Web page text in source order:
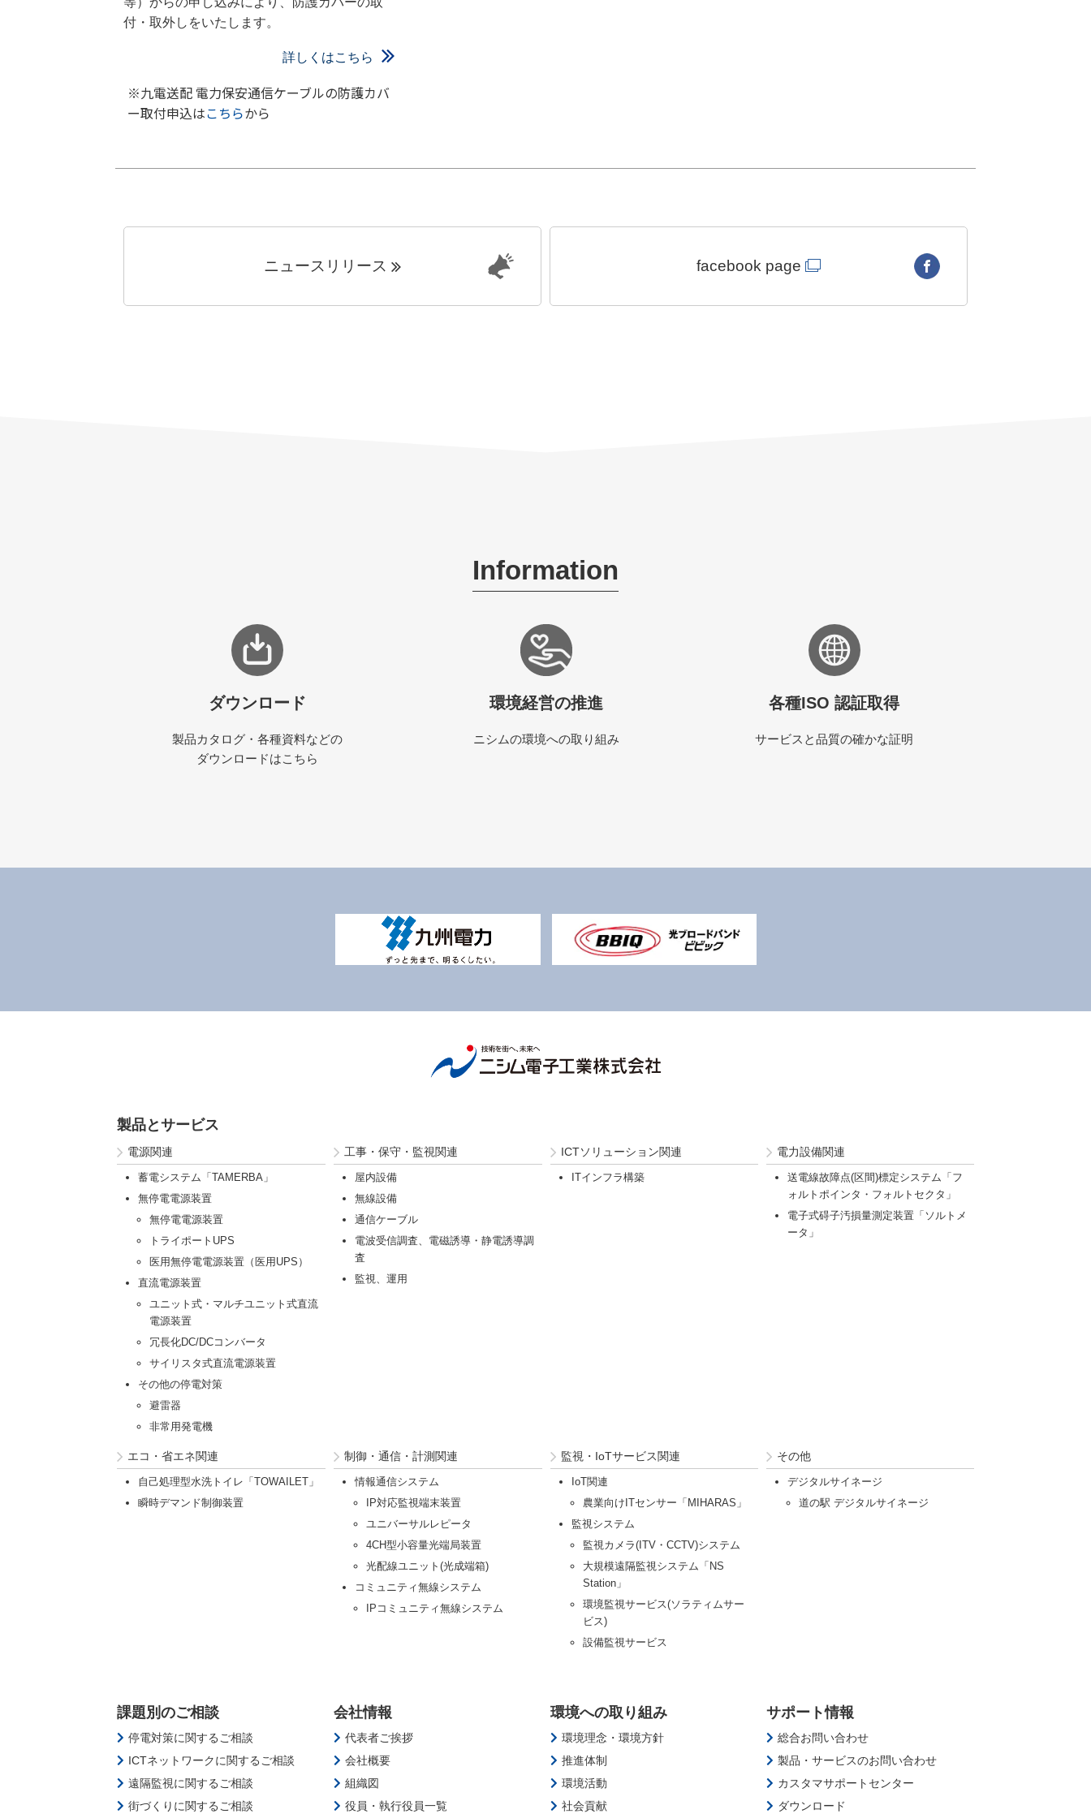
付・取外しをいたします。
詳しくはこちら
※九電送配 電力保安通信ケーブルの防護カバ
ー取付申込はこちらから
ニュースリリース facebook page
Information
ダウンロード
製品カタログ・各種資料などの
ダウンロードはこちら
環境経営の推進
ニシムの環境への取り組み
各種ISO 認証取得
サービスと品質の確かな証明
製品とサービス
電源関連
蓄電システム「TAMERBA」
無停電電源装置
無停電電源装置
トライポートUPS
医用無停電電源装置（医用UPS）
直流電源装置
ユニット式・マルチユニット式直流
電源装置
冗長化DC/DCコンバータ
サイリスタ式直流電源装置
その他の停電対策
避雷器
非常用発電機
工事・保守・監視関連
屋内設備
無線設備
通信ケーブル
電波受信調査、電磁誘導・静電誘導調
査
監視、運用
ICTソリューション関連
ITインフラ構築
電力設備関連
送電線故障点(区間)標定システム「フ
ォルトポインタ・フォルトセクタ」
電子式碍子汚損量測定装置「ソルトメ
ータ」
エコ・省エネ関連
自己処理型水洗トイレ「TOWAILET」
瞬時デマンド制御装置
制御・通信・計測関連
情報通信システム
IP対応監視端末装置
ユニバーサルレピータ
4CH型小容量光端局装置
光配線ユニット(光成端箱)
コミュニティ無線システム
IPコミュニティ無線システム
監視・IoTサービス関連
IoT関連
農業向けITセンサー「MIHARAS」
監視システム
監視カメラ(ITV・CCTV)システム
大規模遠隔監視システム「NS
Station」
環境監視サービス(ソラティムサー
ビス)
設備監視サービス
その他
デジタルサイネージ
道の駅 デジタルサイネージ
課題別のご相談
停電対策に関するご相談
ICTネットワークに関するご相談
遠隔監視に関するご相談
街づくりに関するご相談
会社情報
代表者ご挨拶
会社概要
組織図
役員・執行役員一覧
環境への取り組み
環境理念・環境方針
推進体制
環境活動
社会貢献
サポート情報
総合お問い合わせ
製品・サービスのお問い合わせ
カスタマサポートセンター
ダウンロード